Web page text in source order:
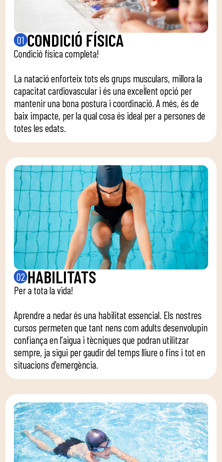
01 CONDICIÓ FÍSICA
Condició física completa!
La natació enforteix tots els grups musculars, millora la
capacitat cardiovascular i és una excel·lent opció per
mantenir una bona postura i coordinació. A més, és de
baix impacte, per la qual cosa és ideal per a persones de
totes les edats.
02 HABILITATS
Per a tota la vida!
Aprendre a nedar és una habilitat essencial. Els nostres
cursos permeten que tant nens com adults desenvolupin
confiança en l'aigua i tècniques que podran utilitzar
sempre, ja sigui per gaudir del temps lliure o fins i tot en
situacions d'emergència.